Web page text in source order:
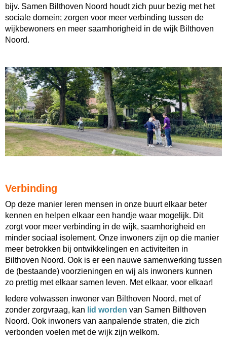
bijv. Samen Bilthoven Noord houdt zich puur bezig met het
sociale domein; zorgen voor meer verbinding tussen de
wijkbewoners en meer saamhorigheid in de wijk Bilthoven
Noord.
Verbinding
Op deze manier leren mensen in onze buurt elkaar beter
kennen en helpen elkaar een handje waar mogelijk. Dit
zorgt voor meer verbinding in de wijk, saamhorigheid en
minder sociaal isolement. Onze inwoners zijn op die manier
meer betrokken bij ontwikkelingen en activiteiten in
Bilthoven Noord. Ook is er een nauwe samenwerking tussen
de (bestaande) voorzieningen en wij als inwoners kunnen
zo prettig met elkaar samen leven. Met elkaar, voor elkaar!
Iedere volwassen inwoner van Bilthoven Noord, met of
zonder zorgvraag, kan lid worden van Samen Bilthoven
Noord. Ook inwoners van aanpalende straten, die zich
verbonden voelen met de wijk zijn welkom.